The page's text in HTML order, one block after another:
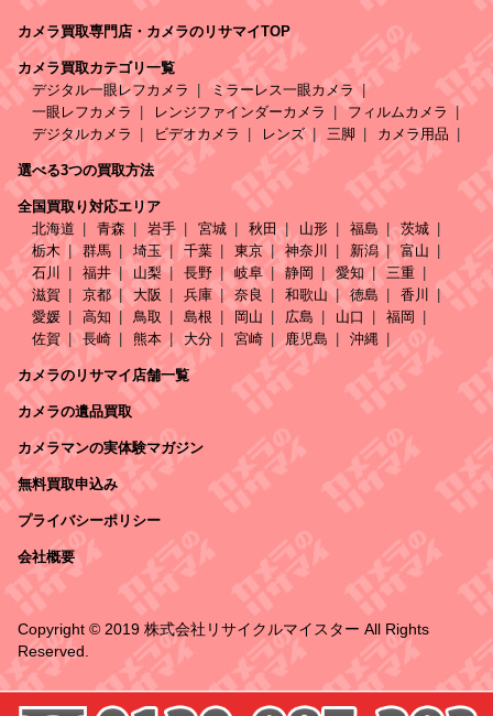
カメラ買取専門店・カメラのリサマイTOP
カメラ買取カテゴリ一覧
デジタル一眼レフカメラ
ミラーレス一眼カメラ
一眼レフカメラ
レンジファインダーカメラ
フィルムカメラ
デジタルカメラ
ビデオカメラ レンズ 三脚 カメラ用品
選べる3つの買取方法
全国買取り対応エリア
北海道
青森 岩手 宮城 秋田 山形 福島
茨城
栃木
群馬 埼玉 千葉 東京 神奈川 新潟
富山
石川
福井 山梨 長野 岐阜 静岡 愛知
三重
滋賀
京都 大阪 兵庫 奈良 和歌山 徳島
香川
愛媛
高知 鳥取 島根 岡山 広島 山口
福岡
佐賀
長崎 熊本 大分 宮崎 鹿児島 沖縄
カメラのリサマイ店舗一覧
カメラの遺品買取
カメラマンの実体験マガジン
無料買取申込み
プライバシーポリシー
会社概要
Copyright © 2019 株式会社リサイクルマイスター All Rights
Reserved.